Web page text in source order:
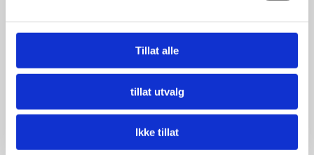
Tillat alle
tillat utvalg
Ikke tillat